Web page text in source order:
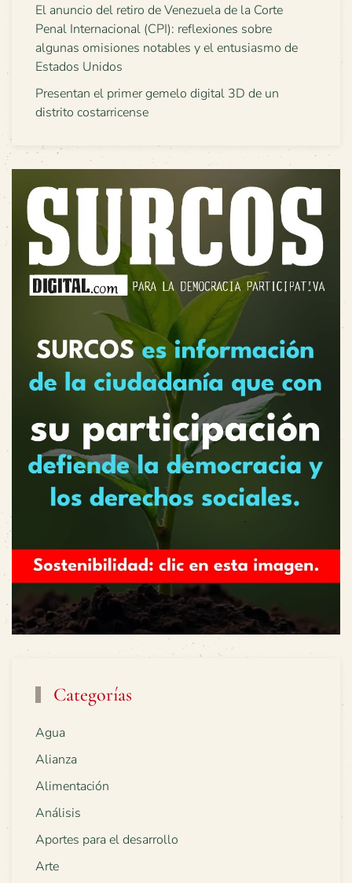
El anuncio del retiro de Venezuela de la Corte
Penal Internacional (CPI): reflexiones sobre
algunas omisiones notables y el entusiasmo de
Estados Unidos
Presentan el primer gemelo digital 3D de un
distrito costarricense
Categorías
Agua
Alianza
Alimentación
Análisis
Aportes para el desarrollo
Arte